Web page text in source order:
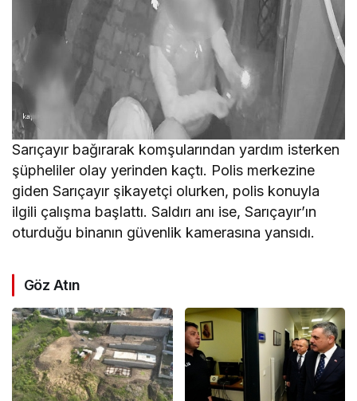
Sarıçayır bağırarak komşularından yardım isterken
şüpheliler olay yerinden kaçtı. Polis merkezine
giden Sarıçayır şikayetçi olurken, polis konuyla
ilgili çalışma başlattı. Saldırı anı ise, Sarıçayır’ın
oturduğu binanın güvenlik kamerasına yansıdı.
Göz Atın